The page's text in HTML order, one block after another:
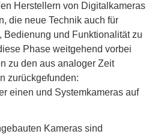
Herstellern von Digitalkameras
die neue Technik auch für
Bedienung und Funktionalität zu
Phase weitgehend vorbei
zu den aus analoger Zeit
zurückgefunden:
einen und Systemkameras auf
Kameras sind